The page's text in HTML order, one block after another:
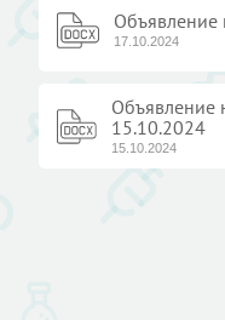
Объявление
17.10.2024
Объявление
15.10.2024
15.10.2024